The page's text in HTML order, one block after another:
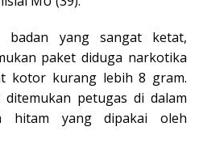
badan yang sangat ketat,
paket diduga narkotika
kotor kurang lebih 8 gram.
petugas di dalam
hitam yang dipakai oleh